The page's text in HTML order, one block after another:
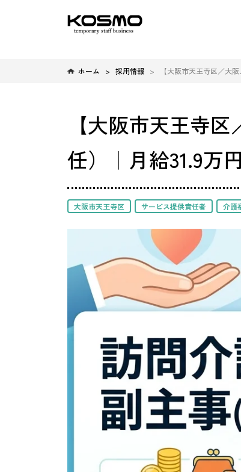
ホーム 採用情報 【大阪市天王寺区／大
【大阪市天王寺
任）｜月給31.9万
大阪市天王寺区 サービス提供責任者 介護